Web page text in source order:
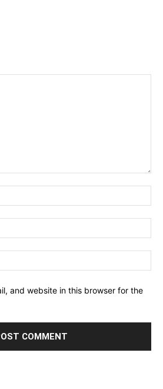
and website in this browser for the